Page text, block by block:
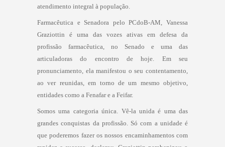
atendimento integral à população.
Farmacêutica e Senadora pelo PCdoB-AM, Vanessa
Graziottin é uma das vozes ativas em defesa da
profissão farmacêutica, no Senado e uma das
articuladoras do encontro de hoje. Em seu
pronunciamento, ela manifestou o seu contentamento,
ao ver reunidas, em torno de um mesmo objetivo,
entidades como a Fenafar e a Feifar.
Somos uma categoria única. Vê-la unida é uma das
grandes conquistas da profissão. Só com a unidade é
que poderemos fazer os nossos encaminhamentos com